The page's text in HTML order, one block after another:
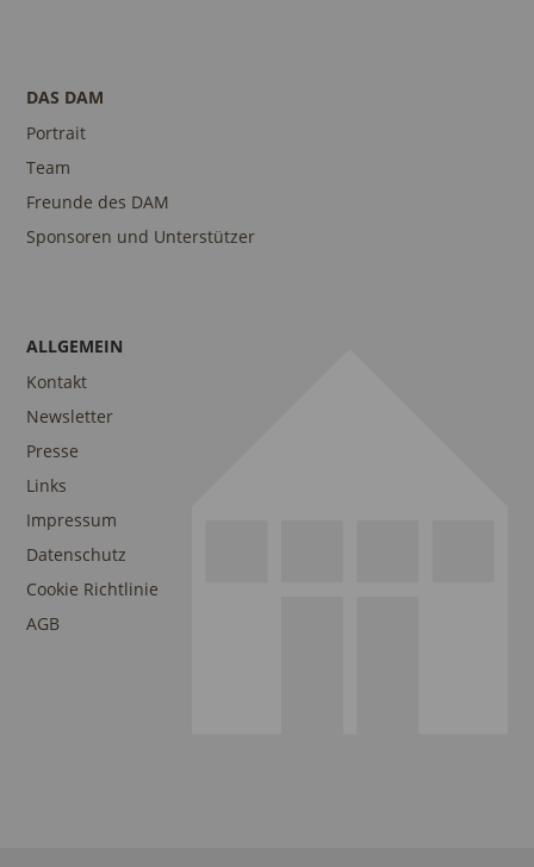
DAS DAM
Portrait
Team
Freunde des DAM
Sponsoren und Unterstützer
ALLGEMEIN
Kontakt
Newsletter
Presse
Links
Impressum
Datenschutz
Cookie Richtlinie
AGB